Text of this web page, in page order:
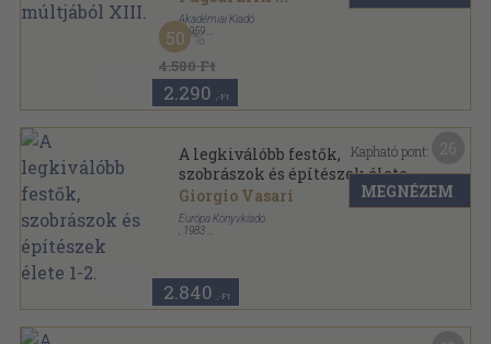
Akadémiai Kiadó
, 1959
Vászon
Budapest várostörténeti monográfiái sorozat
4.580 Ft
50
2.290 ,-Ft
A legkiválóbb festők,
szobrászok és építészek élete
1-2.
Giorgio Vasari
Európa Könyvkiadó
1983
2.840 ,-Ft
Kapható pont:
MEGNÉZEM